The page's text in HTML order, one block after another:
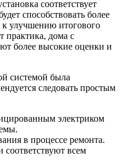
соответствует
способствовать более
к улучшению итогового
практика, дома с
более высокие оценки и
системой была
следовать простым
электриком
в процессе ремонта.
соответствуют всем